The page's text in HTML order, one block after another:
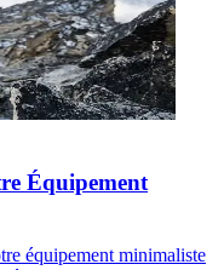
Équipement
équipement minimaliste